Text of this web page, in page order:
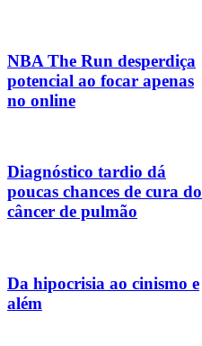
NBA The Run desperdiça
potencial ao focar apenas
no online
Diagnóstico tardio dá
poucas chances de cura do
câncer de pulmão
Da hipocrisia ao cinismo e
além